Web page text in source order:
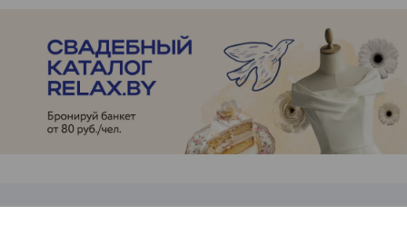
ЭФФЕКТИВНАЯ РЕКЛАМА НА САЙТЕ